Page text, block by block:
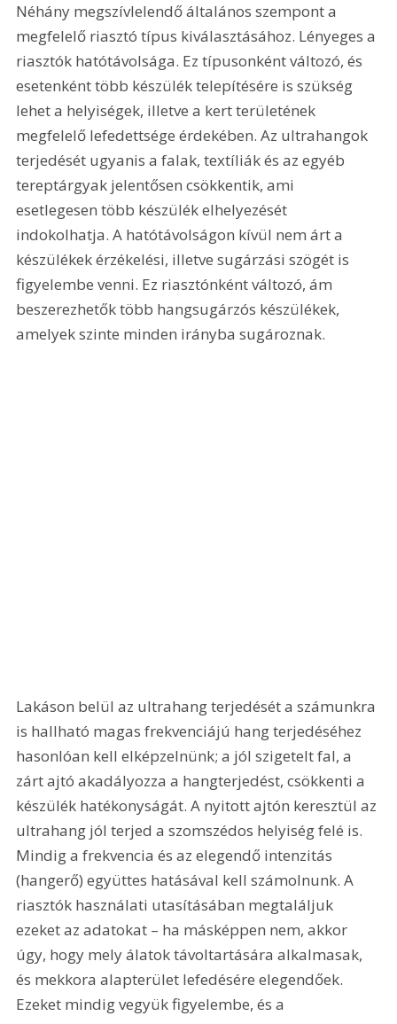
Néhány megszívlelendő általános szempont a
megfelelő riasztó típus kiválasztásához. Lényeges a
riasztók hatótávolsága. Ez típusonként változó, és
esetenként több készülék telepítésére is szükség
lehet a helyiségek, illetve a kert területének
megfelelő lefedettsége érdekében. Az ultrahangok
terjedését ugyanis a falak, textíliák és az egyéb
tereptárgyak jelentősen csökkentik, ami
esetlegesen több készülék elhelyezését
indokolhatja. A hatótávolságon kívül nem árt a
készülékek érzékelési, illetve sugárzási szögét is
figyelembe venni. Ez riasztónként változó, ám
beszerezhetők több hangsugárzós készülékek,
amelyek szinte minden irányba sugároznak.
Lakáson belül az ultrahang terjedését a számunkra
is hallható magas frekvenciájú hang terjedéséhez
hasonlóan kell elképzelnünk; a jól szigetelt fal, a
zárt ajtó akadályozza a hangterjedést, csökkenti a
készülék hatékonyságát. A nyitott ajtón keresztül az
ultrahang jól terjed a szomszédos helyiség felé is.
Mindig a frekvencia és az elegendő intenzitás
(hangerő) együttes hatásával kell számolnunk. A
riasztók használati utasításában megtaláljuk
ezeket az adatokat – ha másképpen nem, akkor
úgy, hogy mely álatok távoltartására alkalmasak,
és mekkora alapterület lefedésére elegendőek.
Ezeket mindig vegyük figyelembe, és a